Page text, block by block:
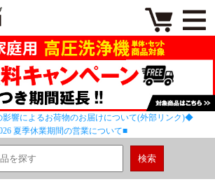
響によるお荷物のお届けについて(外部リンク)◆
夏季休業期間の営業について■